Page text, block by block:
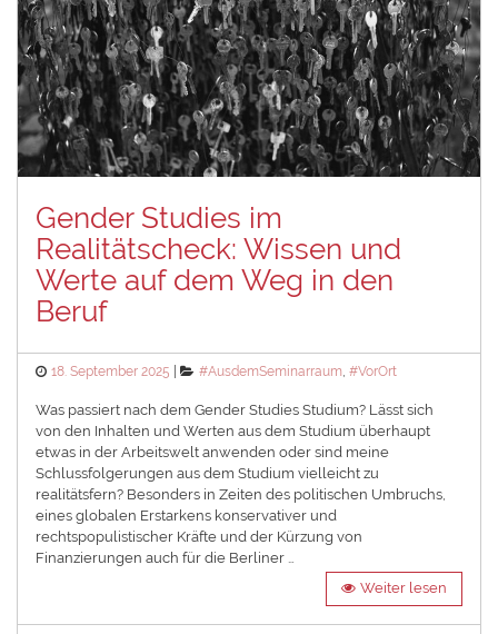
Gender Studies im
Realitätscheck: Wissen und
Werte auf dem Weg in den
Beruf
Posted
18. September 2025 Categories
#AusdemSeminarraum ,#VorOrt
Was passiert nach dem Gender Studies Studium? Lässt sich
von den Inhalten und Werten aus dem Studium überhaupt
etwas in der Arbeitswelt anwenden oder sind meine
Schlussfolgerungen aus dem Studium vielleicht zu
realitätsfern? Besonders in Zeiten des politischen Umbruchs,
eines globalen Erstarkens konservativer und
rechtspopulistischer Kräfte und der Kürzung von
Finanzierungen auch für die Berliner …
Weiter lesen